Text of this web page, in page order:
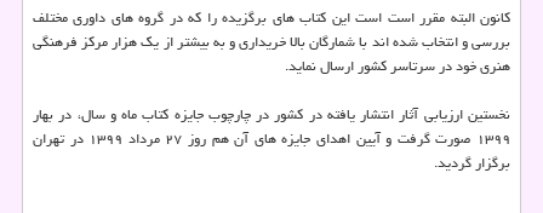
کانون البته مقرر است است این کتاب های برگزیده را که در گروه های داوری مختلف
بررسی و انتخاب شده اند با شمارگان بالا خریداری و به بیشتر از یک هزار مرکز فرهنگی
هنری خود در سرتاسر کشور ارسال نماید.
نخستین ارزیابی آثار انتشار یافته در کشور در چارچوب جایزه کتاب ماه و سال، در بهار
۱۳۹۹ صورت گرفت و آیین اهدای جایزه های آن هم روز ۲۷ مرداد ۱۳۹۹ در تهران
برگزار گردید.